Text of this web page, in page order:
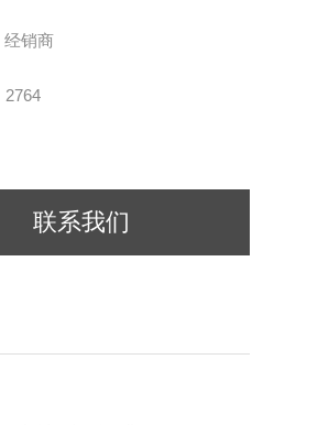
经销商
2764
联系我们